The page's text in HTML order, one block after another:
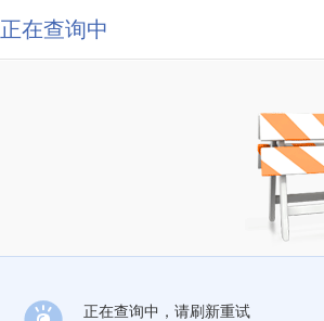
正在查询中
正在查询中，请刷新重试